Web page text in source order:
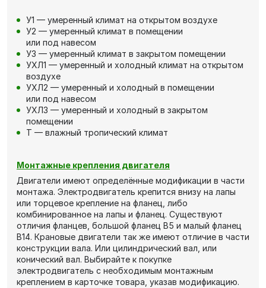
У1 — умеренный климат на открытом воздухе
У2 — умеренный климат в помещении
или под навесом
У3 — умеренный климат в закрытом помещении
УХЛ1 — умеренный и холодный климат на открытом
воздухе
УХЛ2 — умеренный и холодный в помещении
или под навесом
УХЛ3 — умеренный и холодный в закрытом
помещении
Т — влажный тропический климат
Монтажные крепления двигателя
Двигатели имеют определённые модификации в части
монтажа. Электродвигатель крепится внизу на лапы
или торцевое крепление на фланец, либо
комбинированное на лапы и фланец. Существуют
отличия фланцев, большой фланец В5 и малый фланец
В14. Крановые двигатели так же имеют отличие в части
конструкции вала. Или цилиндрический вал, или
конический вал. Выбирайте к покупке
электродвигатель с необходимым монтажным
креплением в карточке товара, указав модификацию.